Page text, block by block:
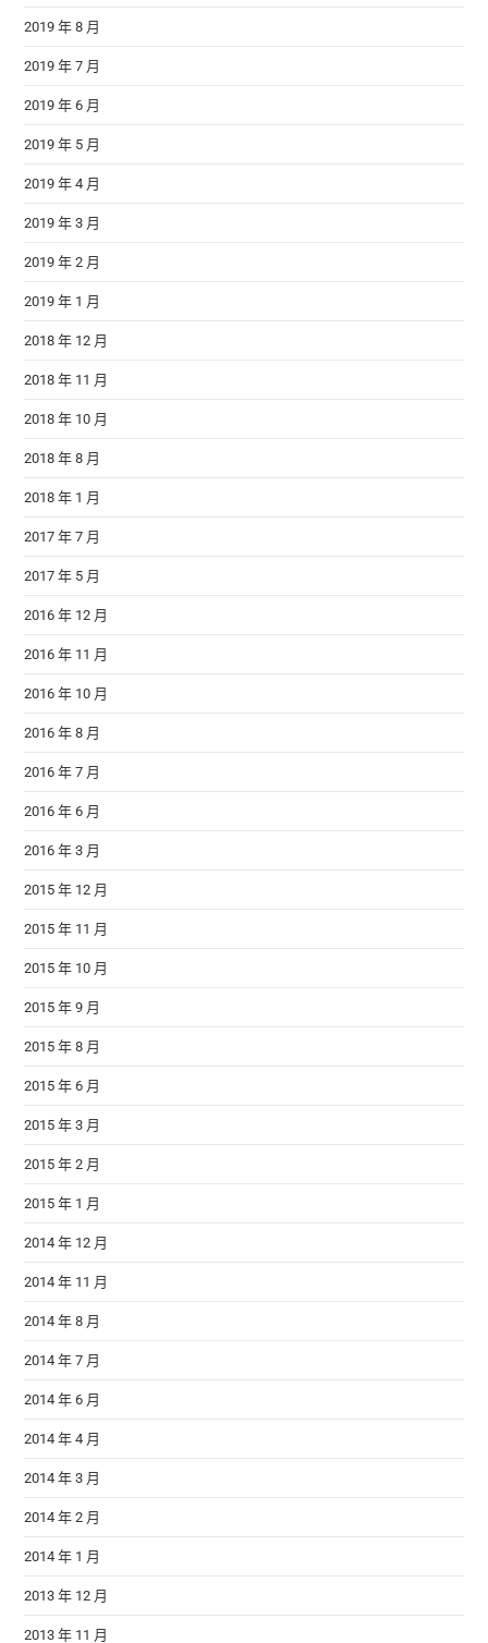
2019 年 8 月
2019 年 7 月
2019 年 6 月
2019 年 5 月
2019 年 4 月
2019 年 3 月
2019 年 2 月
2019 年 1 月
2018 年 12 月
2018 年 11 月
2018 年 10 月
2018 年 8 月
2018 年 1 月
2017 年 7 月
2017 年 5 月
2016 年 12 月
2016 年 11 月
2016 年 10 月
2016 年 8 月
2016 年 7 月
2016 年 6 月
2016 年 3 月
2015 年 12 月
2015 年 11 月
2015 年 10 月
2015 年 9 月
2015 年 8 月
2015 年 6 月
2015 年 3 月
2015 年 2 月
2015 年 1 月
2014 年 12 月
2014 年 11 月
2014 年 8 月
2014 年 7 月
2014 年 6 月
2014 年 4 月
2014 年 3 月
2014 年 2 月
2014 年 1 月
2013 年 12 月
2013 年 11 月